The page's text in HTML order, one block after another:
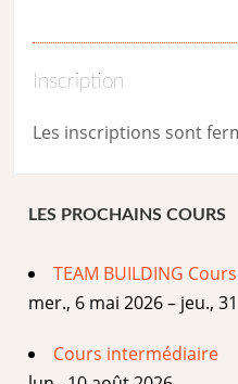
Inscription
Les inscriptions sont
LES PROCHAINS COURS
TEAM BUILDING
mer., 6 mai 2026 – jeu.,
Cours intermédiaire